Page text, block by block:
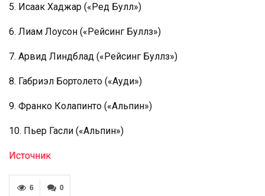
5. Исаак Хаджар («Ред Булл»)
6. Лиам Лоусон («Рейсинг Буллз»)
7. Арвид Линдблад («Рейсинг Буллз»)
8. Габриэл Бортолето («Ауди»)
9. Франко Колапинто («Альпин»)
10. Пьер Гасли («Альпин»)
Источник
0
6